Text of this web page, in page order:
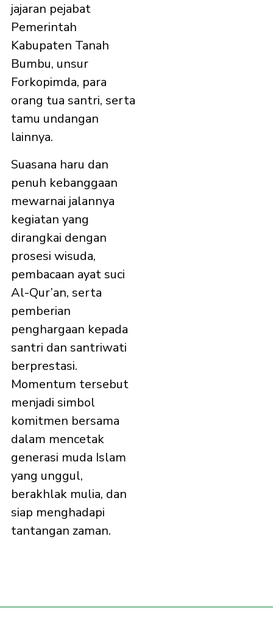
jajaran pejabat
Pemerintah
Kabupaten Tanah
Bumbu, unsur
Forkopimda, para
orang tua santri, serta
tamu undangan
lainnya.
Suasana haru dan
penuh kebanggaan
mewarnai jalannya
kegiatan yang
dirangkai dengan
prosesi wisuda,
pembacaan ayat suci
Al-Qur’an, serta
pemberian
penghargaan kepada
santri dan santriwati
berprestasi.
Momentum tersebut
menjadi simbol
komitmen bersama
dalam mencetak
generasi muda Islam
yang unggul,
berakhlak mulia, dan
siap menghadapi
tantangan zaman.